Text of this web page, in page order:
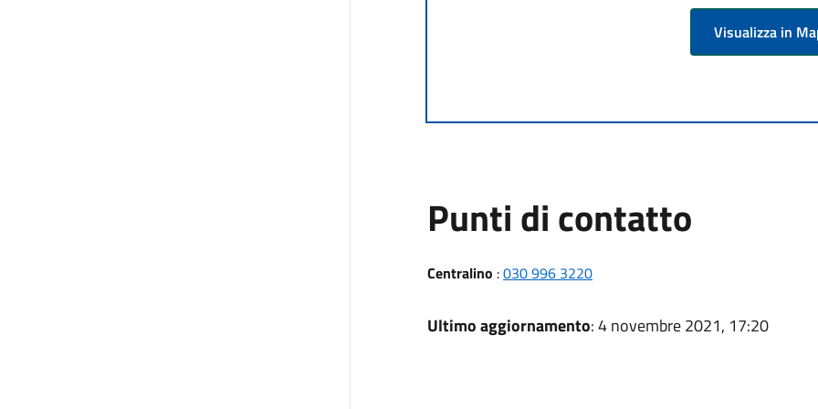
Visualizza in
Punti di contatto
Centralino :030 996 3220
Ultimo aggiornamento: 4 novembre 2021, 17:20